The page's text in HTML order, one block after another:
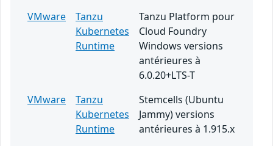
VMware
Tanzu
Kubernetes
Runtime
Tanzu Platform pour
Cloud Foundry
Windows versions
antérieures à
6.0.20+LTS-T
VMware
Tanzu
Kubernetes
Runtime
Stemcells (Ubuntu
Jammy) versions
antérieures à 1.915.x